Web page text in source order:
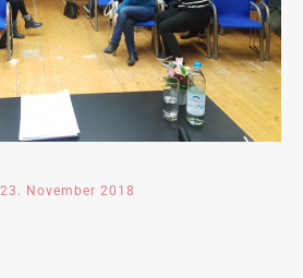
23. November 2018